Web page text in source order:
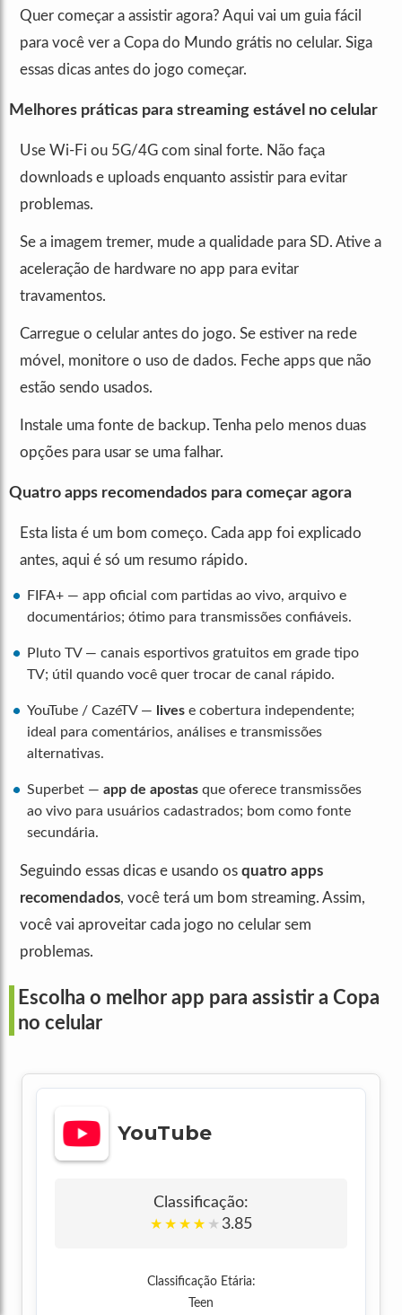
Quer começar a assistir agora? Aqui vai um guia fácil
para você ver a Copa do Mundo grátis no celular. Siga
essas dicas antes do jogo começar.
Melhores práticas para streaming estável no celular
Use Wi-Fi ou 5G/4G com sinal forte. Não faça
downloads e uploads enquanto assistir para evitar
problemas.
Se a imagem tremer, mude a qualidade para SD. Ative a
aceleração de hardware no app para evitar
travamentos.
Carregue o celular antes do jogo. Se estiver na rede
móvel, monitore o uso de dados. Feche apps que não
estão sendo usados.
Instale uma fonte de backup. Tenha pelo menos duas
opções para usar se uma falhar.
Quatro apps recomendados para começar agora
Esta lista é um bom começo. Cada app foi explicado
antes, aqui é só um resumo rápido.
FIFA+ — app oficial com partidas ao vivo, arquivo e
documentários; ótimo para transmissões confiáveis.
Pluto TV — canais esportivos gratuitos em grade tipo
TV; útil quando você quer trocar de canal rápido.
YouTube / CazéTV — lives e cobertura independente;
ideal para comentários, análises e transmissões
alternativas.
Superbet — app de apostas que oferece transmissões
ao vivo para usuários cadastrados; bom como fonte
secundária.
Seguindo essas dicas e usando os quatro apps
recomendados, você terá um bom streaming. Assim,
você vai aproveitar cada jogo no celular sem
problemas.
Escolha o melhor app para assistir a Copa
no celular
YouTube
Classificação:
★ ★ ★ ★ ★ 3.85
Classificação Etária:
Teen